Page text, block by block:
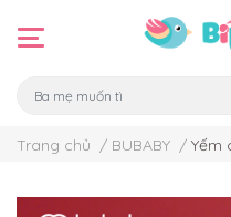
Trang chủ / BUBABY / Yếm